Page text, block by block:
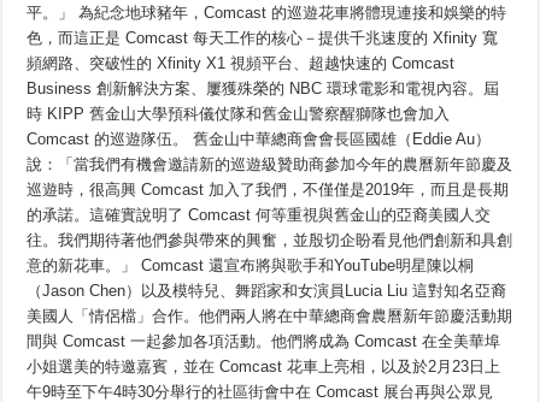
作
夥
伴
關
係，
贊
助
中
國
農
曆
新
年
節
慶
及
巡
遊
平。」 為紀念地球豬年，Comcast 的巡遊花車將體現連接和娛樂的特
色，而這正是 Comcast 每天工作的核心－提供千兆速度的 Xfinity 寬
頻網路、突破性的 Xfinity X1 視頻平台、超越快速的 Comcast
Business 創新解決方案、屢獲殊榮的 NBC 環球電影和電視內容。屆
時 KIPP 舊金山大學預科儀仗隊和舊金山警察醒獅隊也會加入
Comcast 的巡遊隊伍。 舊金山中華總商會會長區國雄（Eddie Au）
說：「當我們有機會邀請新的巡遊級贊助商參加今年的農曆新年節慶及
巡遊時，很高興 Comcast 加入了我們，不僅僅是2019年，而且是長期
的承諾。這確實說明了 Comcast 何等重視與舊金山的亞裔美國人交
往。我們期待著他們參與帶來的興奮，並殷切企盼看見他們創新和具創
意的新花車。」 Comcast 還宣布將與歌手和YouTube明星陳以桐
（Jason Chen）以及模特兒、舞蹈家和女演員Lucia Liu 這對知名亞裔
美國人「情侶檔」合作。他們兩人將在中華總商會農曆新年節慶活動期
間與 Comcast 一起參加各項活動。他們將成為 Comcast 在全美華埠
小姐選美的特邀嘉賓，並在 Comcast 花車上亮相，以及於2月23日上
午9時至下午4時30分舉行的社區街會中在 Comcast 展台再與公眾見